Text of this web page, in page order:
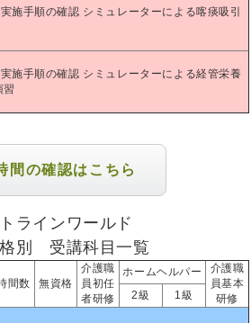
施手順の確認 シミュレーターによる喀痰吸引
施手順の確認 シミュレーターによる経管栄養
習
間の確認はこちら
ラインワールド
別 受講科目一覧
間数 無資格
介護職
員初任
者研修
ホームヘルパー
介護職
員基本
研修
2級
1級